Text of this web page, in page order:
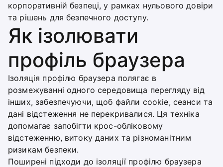
корпоративній безпеці, у рамках нульового довіри
та рішень для безпечного доступу.
Як ізолювати
профіль браузера
Ізоляція профілю браузера полягає в
розмежуванні одного середовища перегляду від
інших, забезпечуючи, щоб файли cookie, сеанси та
дані відстеження не перекривалися. Ця техніка
допомагає запобігти крос-обліковому
відстеженню, витоку даних та різноманітним
ризикам безпеки.
Поширені підходи до ізоляції профілю браузера